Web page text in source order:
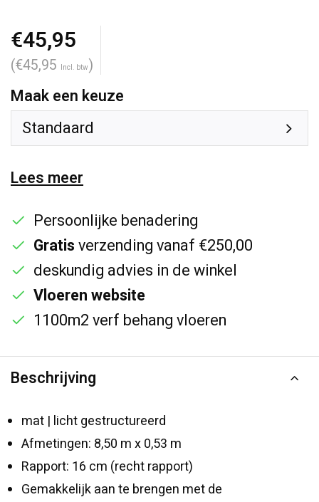
€45,95
(€45,95 Incl. btw)
Maak een keuze
Standaard
Lees meer
Persoonlijke benadering
Gratisverzending vanaf €250,00
deskundig advies in de winkel
Vloeren website
1100m2 verf behang vloeren
Beschrijving
mat | licht gestructureerd
Afmetingen: 8,50 m x 0,53 m
Rapport: 16 cm (recht rapport)
Gemakkelijk aan te brengen met de